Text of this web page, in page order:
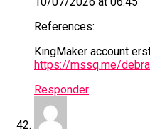
References:
KingMaker account
https://mssq.me/
Responder